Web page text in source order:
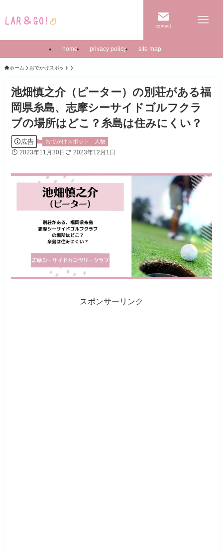
contact
home privacy policy site map
ホーム おでかけスポット
池畑慎之介（ピーター）の別荘がある福
岡県糸島、志摩シーサイドゴルフクラ
ブの場所はどこ？糸島は住みにくい？
広告 おでかけスポット 人物
2023年11月30日 2023年12月1日
スポンサーリンク